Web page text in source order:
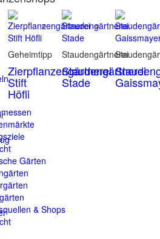
Geheimtipp
Zierpflanzengärtnerei
Stift
Höfli
Staudengärtnerei
Staudengärtnerei
Stade
Gärten
& Shops